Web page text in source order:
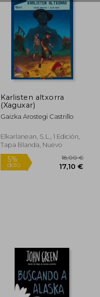
Karlisten altxorra
(Xaguxar)
Gaizka Arostegi Castrillo
Elkarlanean, S.L., 1 Edición,
Tapa Blanda, Nuevo